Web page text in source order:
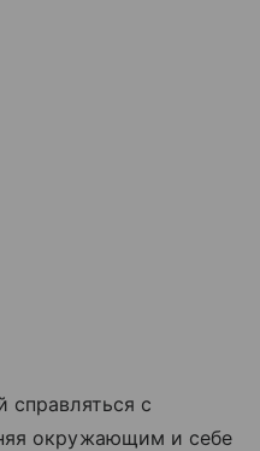
справляться с
окружающим и себе